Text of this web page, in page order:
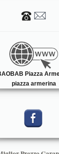
Piazza
piazza armerina